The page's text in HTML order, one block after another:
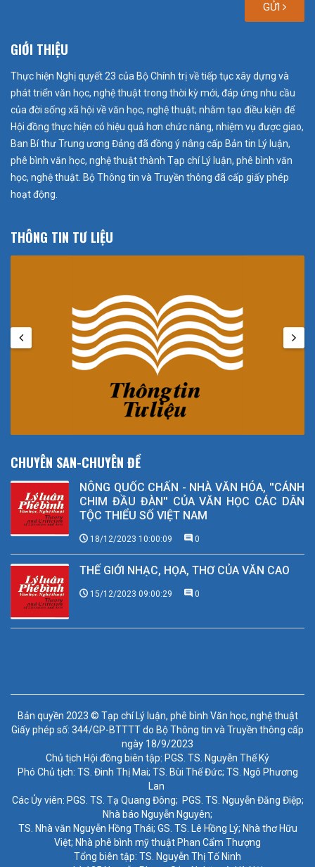
GỬI
GIỚI THIỆU
Thực hiện Nghị quyết 23 của Bộ Chính trị về tiếp tục xây dựng và
phát triển văn học, nghệ thuật trong thời kỳ mới, đáp ứng nhu cầu
của đời sống xã hội về văn học, nghệ thuật; nhằm tạo điều kiện để
Hội đồng thực hiện có hiệu quả hơn chức năng, nhiệm vụ được giao,
Ban Bí thư Trung ương Đảng đã đồng ý nâng cấp Bản tin Lý luận,
phê bình văn học, nghệ thuật thành Tạp chí Lý luận, phê bình văn
học, nghệ thuật. Bộ Thông tin và Truyền thông đã cấp giấy phép
hoạt động.
THÔNG TIN TƯ LIỆU
CHUYÊN SAN-CHUYÊN ĐỀ
NÔNG QUỐC CHẤN - NHÀ VĂN HÓA, ''CÁNH
CHIM ĐẦU ĐÀN'' CỦA VĂN HỌC CÁC DÂN
TỘC THIỂU SỐ VIỆT NAM
18/12/2023 10:00:09 0
THẾ GIỚI NHẠC, HỌA, THƠ CỦA VĂN CAO
15/12/2023 09:00:29 0
Bản quyền 2023 © Tạp chí Lý luận, phê bình Văn học, nghệ thuật
Giấy phép số: 344/GP-BTTTT do Bộ Thông tin và Truyền thông cấp
ngày 18/9/2023
Chủ tịch Hội đồng biên tập: PGS. TS. Nguyễn Thế Kỷ
Phó Chủ tịch: TS. Đinh Thị Mai; TS. Bùi Thế Đức; TS. Ngô Phương
Lan
Các Ủy viên: PGS. TS. Tạ Quang Đông; PGS. TS. Nguyễn Đăng Điệp;
Nhà báo Nguyễn Nguyên;
TS. Nhà văn Nguyễn Hồng Thái; GS. TS. Lê Hồng Lý; Nhà thơ Hữu
Việt; Nhà phê bình mỹ thuật Phan Cẩm Thượng
Tổng biên tập: TS. Nguyễn Thị Tố Ninh